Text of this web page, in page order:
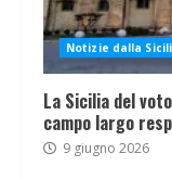
Notizie dalla
La Sicilia del
campo largo
9 giugno 2026